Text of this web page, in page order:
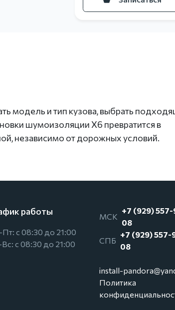
модель и тип кузова, выбрать
шумоизоляции Х6 превратится в
независимо от дорожных условий.
работы
с 08:30 до 21:00
с 08:30 до 21:00
МСК
+7 (929)
08
СПБ
+7 (929) 557-
08
install-
Политика